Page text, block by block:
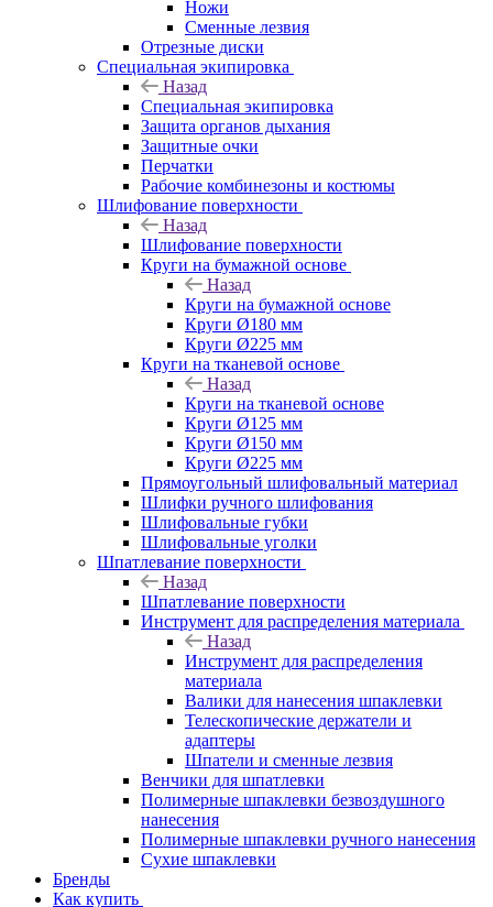
Ножи
Сменные лезвия
Отрезные диски
Специальная экипировка
Назад
Специальная экипировка
Защита органов дыхания
Защитные очки
Перчатки
Рабочие комбинезоны и костюмы
Шлифование поверхности
Назад
Шлифование поверхности
Круги на бумажной основе
Назад
Круги на бумажной основе
Круги Ø180 мм
Круги Ø225 мм
Круги на тканевой основе
Назад
Круги на тканевой основе
Круги Ø125 мм
Круги Ø150 мм
Круги Ø225 мм
Прямоугольный шлифовальный материал
Шлифки ручного шлифования
Шлифовальные губки
Шлифовальные уголки
Шпатлевание поверхности
Назад
Шпатлевание поверхности
Инструмент для распределения материала
Назад
Инструмент для распределения
материала
Валики для нанесения шпаклевки
Телескопические держатели и
адаптеры
Шпатели и сменные лезвия
Венчики для шпатлевки
Полимерные шпаклевки безвоздушного
нанесения
Полимерные шпаклевки ручного нанесения
Сухие шпаклевки
Бренды
Как купить